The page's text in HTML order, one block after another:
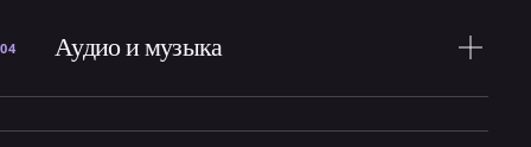
04 Аудио и музыка